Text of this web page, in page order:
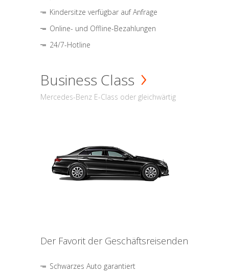
Kindersitze verfügbar auf Anfrage
Online- und Offline-Bezahlungen
24/7-Hotline
Business Class
Mercedes-Benz E-Class oder gleichwärtig
Der Favorit der Geschäftsreisenden
Schwarzes Auto garantiert